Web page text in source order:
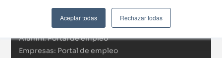
Aceptar todas Rechazar todas
Campus virtual
Alumni: Portal de empleo
Empresas: Portal de empleo